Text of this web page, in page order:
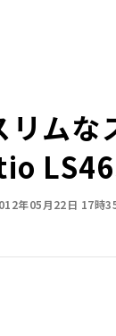
リム
年05月22日 17時